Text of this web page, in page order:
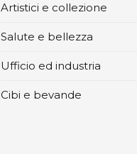
Artistici e collezione
Salute e bellezza
Ufficio ed industria
Cibi e bevande